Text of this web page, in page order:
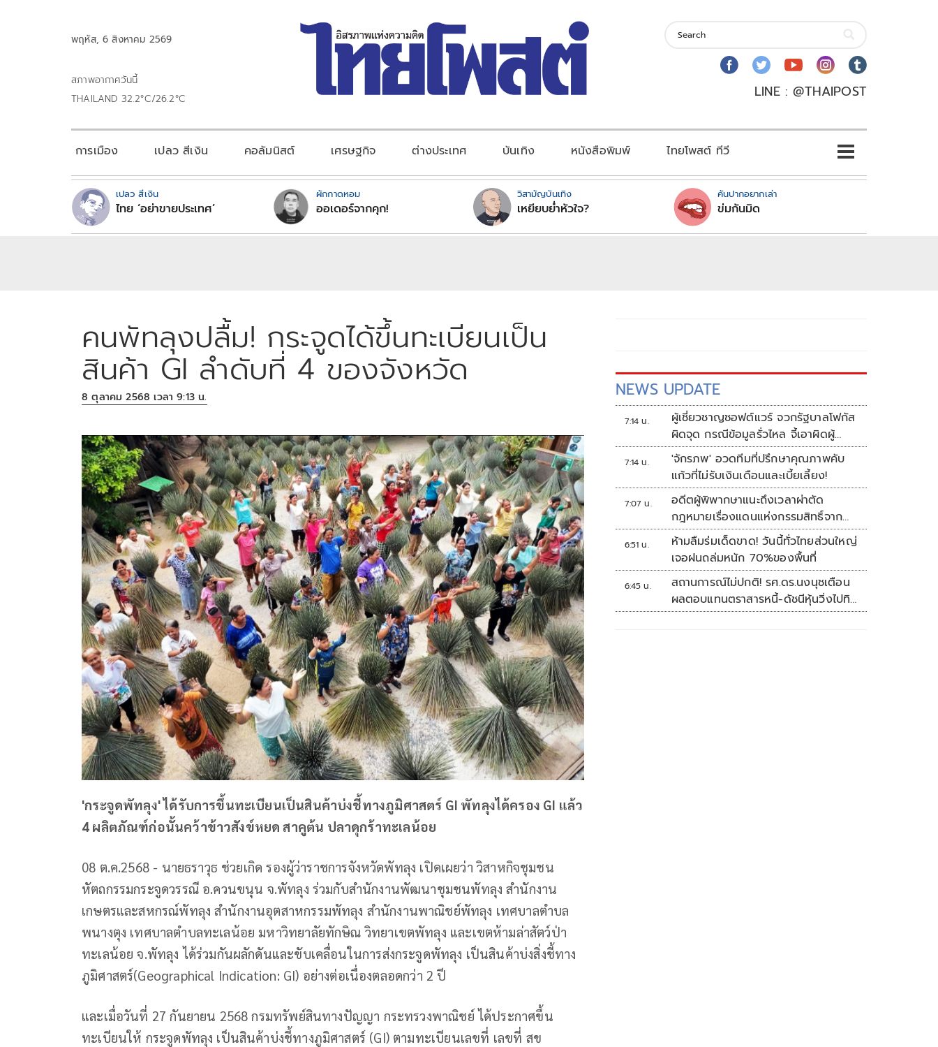
พฤหัส, 6 สิงหาคม 2569
สภาพอากาศวันนี้
THAILAND 32.2°C/26.2°C
LINE : @THAIPOST
การเมือง เปลว สีเงิน คอลัมนิสต์ เศรษฐกิจ ต่างประเทศ บันเทิง หนังสือพิมพ์ ไทยโพสต์ ทีวี
เปลว สีเงิน
ไทย ‘อย่าขายประเทศ’
ผักกาดหอม
ออเดอร์จากคุก!
วิสามัญบันเทิง
เหยียบย่ำหัวใจ?
คันปากอยากเล่า
ข่มกันมิด
คนพัทลุงปลื้ม! กระจูดได้ขึ้นทะเบียนเป็น
สินค้า GI ลำดับที่ 4 ของจังหวัด
8 ตุลาคม 2568 เวลา 9:13 น.
'กระจูดพัทลุง' ได้รับการขึ้นทะเบียนเป็นสินค้าบ่งชี้ทางภูมิศาสตร์ GI พัทลุงได้ครอง GI แล้ว
4 ผลิตภัณฑ์ก่อนั้นคว้าข้าวสังข์หยด สาคูต้น ปลาดุกร้าทะเลน้อย
08 ต.ค.2568 - นายธราวุธ ช่วยเกิด รองผู้ว่าราชการจังหวัดพัทลุง เปิดเผยว่า วิสาหกิจชุมชน
หัตถกรรมกระจูดวรรณี อ.ควนขนุน จ.พัทลุง ร่วมกับสำนักงานพัฒนาชุมชนพัทลุง สำนักงาน
เกษตรและสหกรณ์พัทลุง สำนักงานอุตสาหกรรมพัทลุง สำนักงานพาณิชย์พัทลุง เทศบาลตำบล
พนางตุง เทศบาลตำบลทะเลน้อย มหาวิทยาลัยทักษิณ วิทยาเขตพัทลุง และเขตห้ามล่าสัตว์ป่า
ทะเลน้อย จ.พัทลุง ได้ร่วมกันผลักดันและขับเคลื่อนในการส่งกระจูดพัทลุง เป็นสินค้าบ่งสิ่งชี้ทาง
ภูมิศาสตร์(Geographical Indication: GI) อย่างต่อเนื่องตลอดกว่า 2 ปี
และเมื่อวันที่ 27 กันยายน 2568 กรมทรัพย์สินทางปัญญา กระทรวงพาณิชย์ ได้ประกาศขึ้น
ทะเบียนให้ กระจูดพัทลุง เป็นสินค้าบ่งชี้ทางภูมิศาสตร์ (GI) ตามทะเบียนเลขที่ เลขที่ สข
NEWS UPDATE
7:14 น.
ผู้เชี่ยวชาญซอฟต์แวร์ จวกรัฐบาลโฟกัส
ผิดจุด กรณีข้อมูลรั่วไหล จี้เอาผิดผู้
ควบคุม-เจ้าของระบบตามกฎหมาย
PDPA
7:14 น.
'จักรภพ' อวดทีมที่ปรึกษาคุณภาพคับ
แก้วที่ไม่รับเงินเดือนและเบี้ยเลี้ยง!
7:07 น.
อดีตผู้พิพากษาแนะถึงเวลาผ่าตัด
กฎหมายเรื่องแดนแห่งกรรมสิทธิ์จาก
สวรรค์ถึงนรก!
6:51 น.
ห้ามลืมร่มเด็ดขาด! วันนี้ทั่วไทยส่วนใหญ่
เจอฝนถล่มหนัก 70%ของพื้นที่
6:45 น.
สถานการณ์ไม่ปกติ! รศ.ดร.นงนุชเตือน
ผลตอบแทนตราสารหนี้-ดัชนีหุ้นวิ่งไปทิศ
เดียวกัน